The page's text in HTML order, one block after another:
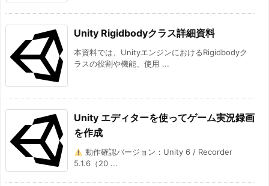
Unity Rigidbodyクラス詳細資料
本資料では、UnityエンジンにおけるRigidbodyク
ラスの役割や機能、使用 ...
Unity エディターを使ってゲーム実況録画
を作成
動作確認バージョン：Unity 6 / Recorder
5.1.6（20 ...